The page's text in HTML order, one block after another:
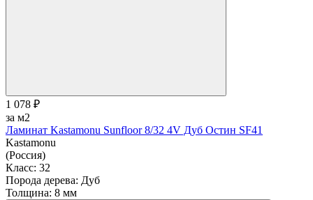
1 078 ₽
за м2
Ламинат Kastamonu Sunfloor 8/32 4V Дуб Остин SF41
Kastamonu
(Россия)
Класс: 32
Порода дерева: Дуб
Толщина: 8 мм